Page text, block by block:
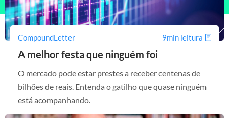
CompoundLetter 9min leitura
A melhor festa que ninguém foi
O mercado pode estar prestes a receber centenas de
bilhões de reais. Entenda o gatilho que quase ninguém
está acompanhando.